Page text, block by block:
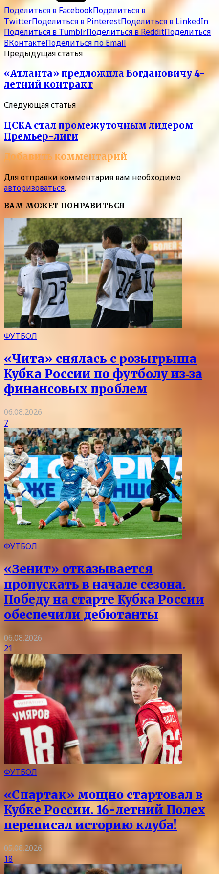
Поделиться в FacebookПоделиться в
TwitterПоделиться в PinterestПоделиться в LinkedIn
Поделиться в TumblrПоделиться в RedditПоделиться
ВКонтактеПоделиться по Email
Предыдущая статья
«Атланта» предложила Богдановичу 4-
летний контракт
Следующая статья
ЦСКА стал промежуточным лидером
Премьер-лиги
Добавить комментарий
Для отправки комментария вам необходимо
авторизоваться.
ВАМ МОЖЕТ ПОНРАВИТЬСЯ
ФУТБОЛ
«Чита» снялась с розыгрыша
Кубка России по футболу из‑за
финансовых проблем
06.08.2026
7
ФУТБОЛ
«Зенит» отказывается
пропускать в начале сезона.
Победу на старте Кубка России
обеспечили дебютанты
06.08.2026
21
ФУТБОЛ
«Спартак» мощно стартовал в
Кубке России. 16-летний Полех
переписал историю клуба!
05.08.2026
18